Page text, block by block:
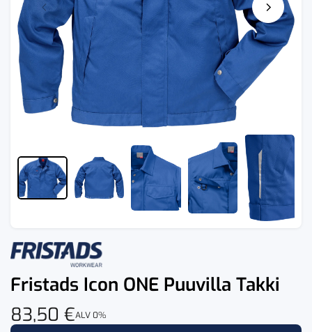
Fristads Icon ONE Puuvilla Takki
83,50 €ALV 0%